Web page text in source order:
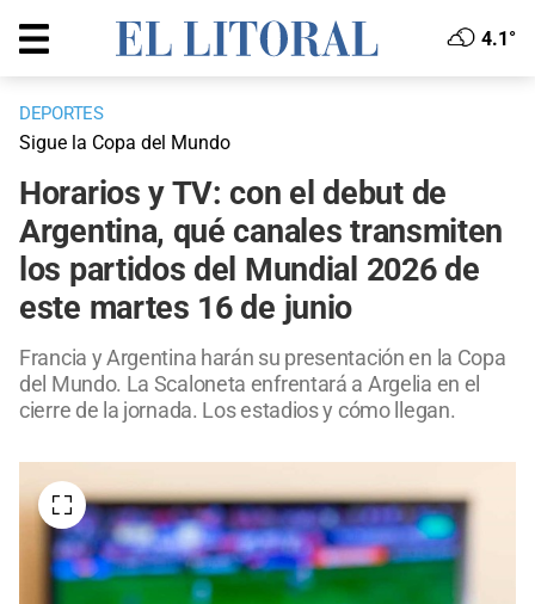
4.1°
DEPORTES
Sigue la Copa del Mundo
Horarios y TV: con el debut de
Argentina, qué canales transmiten
los partidos del Mundial 2026 de
este martes 16 de junio
Francia y Argentina harán su presentación en la Copa
del Mundo. La Scaloneta enfrentará a Argelia en el
cierre de la jornada. Los estadios y cómo llegan.